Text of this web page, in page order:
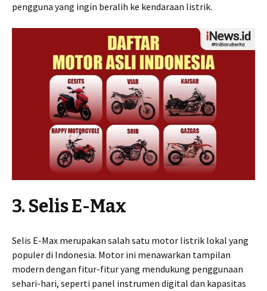
pengguna yang ingin beralih ke kendaraan listrik.
3. Selis E-Max
Selis E-Max merupakan salah satu motor listrik lokal yang
populer di Indonesia. Motor ini menawarkan tampilan
modern dengan fitur-fitur yang mendukung penggunaan
sehari-hari, seperti panel instrumen digital dan kapasitas